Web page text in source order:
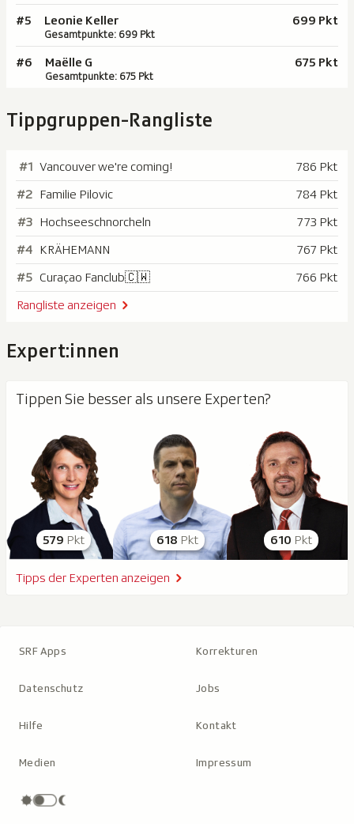
#5
Gesamtpunkte: 699 Pkt
Leonie Keller 699 Pkt
#6
Gesamtpunkte: 675 Pkt
Maëlle G 675 Pkt
Tippgruppen-Rangliste
#1 Vancouver we're coming!
786 Pkt
#2 Familie Pilovic
784 Pkt
#3 Hochseeschnorcheln
773 Pkt
#4 KRÄHEMANN
767 Pkt
#5 Curaçao Fanclub🇨🇼
766 Pkt
Rangliste anzeigen
Expert:innen
579 Pkt 618 Pkt 610 Pkt
Tippen Sie besser als unsere Experten?
Tipps der Experten anzeigen
SRF Apps Korrekturen
Datenschutz Jobs
Hilfe Kontakt
Medien Impressum